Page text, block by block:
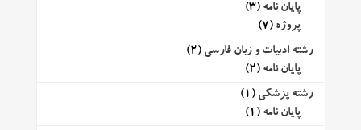
پایان نامه (3)
پروژه (7)
رشته ادبیات و زبان فارسی (2)
پایان نامه (2)
رشته پزشکی (1)
پایان نامه (1)